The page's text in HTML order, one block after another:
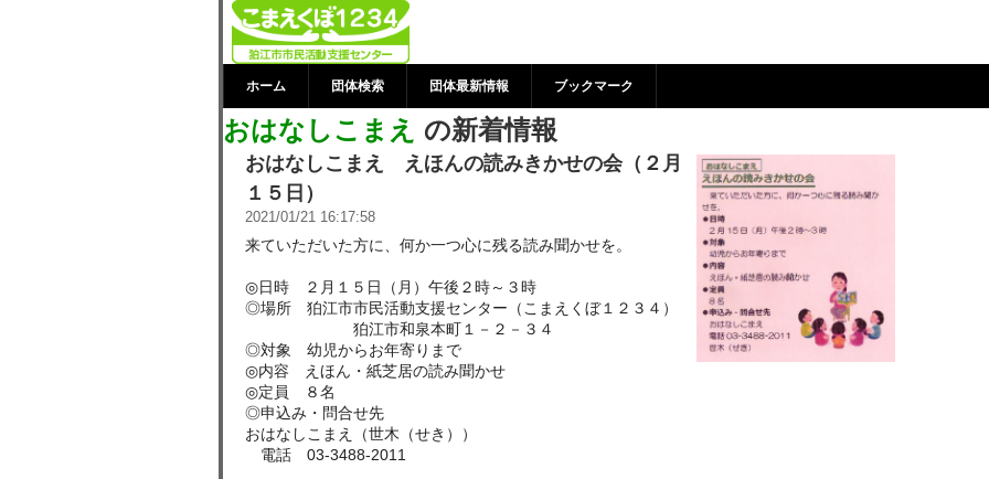
おはなしこまえ の新着情報 | 狛江市市民活
援センター
ホーム 団体検索 団体最新情報 ブックマーク
おはなしこまえ の新着情報
おはなしこまえ えほんの読みきかせの会（２月
１５日）
2021/01/21 16:17:58
来ていただいた方に、何か一つ心に残る読み聞かせを。
◎日時 ２月１５日（月）午後２時～３時
◎場所 狛江市市民活動支援センター（こまえくぼ１２３４）
狛江市和泉本町１－２－３４
◎対象 幼児からお年寄りまで
◎内容 えほん・紙芝居の読み聞かせ
◎定員 ８名
◎申込み・問合せ先
おはなしこまえ（世木（せき））
電話 03-3488-2011